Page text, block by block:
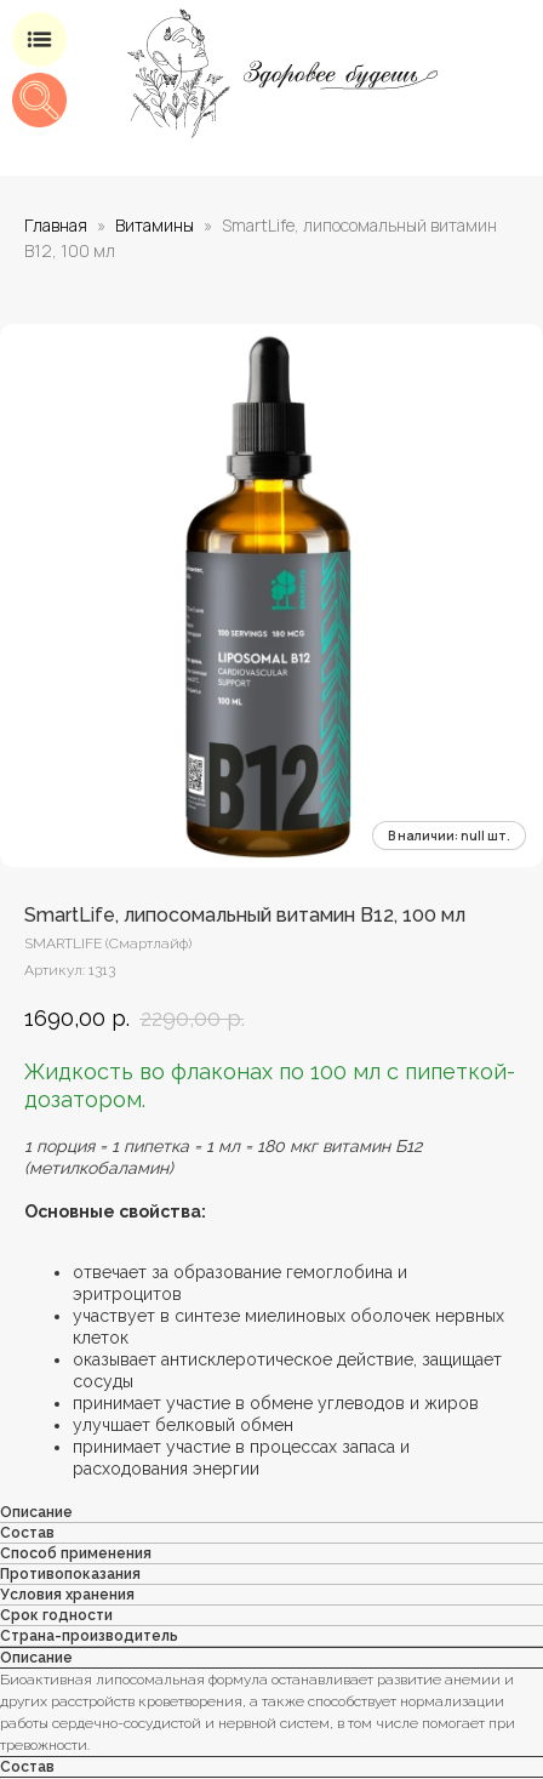
Главная Витамины
SmartLife, липосомальный витамин
B12, 100 мл
SmartLife, липосомальный витамин B12, 100 мл
SMARTLIFE (Смартлайф)
Артикул: 1313
1690,00 р. 2290,00 р.
Жидкость во флаконах по 100 мл с пипеткой-
дозатором.
1 порция = 1 пипетка = 1 мл = 180 мкг витамин Б12
(метилкобаламин)
Основные свойства:
отвечает за образование гемоглобина и
эритроцитов
участвует в синтезе миелиновых оболочек нервных
клеток
оказывает антисклеротическое действие, защищает
сосуды
принимает участие в обмене углеводов и жиров
улучшает белковый обмен
принимает участие в процессах запаса и
расходования энергии
Описание
Состав
Способ применения
Противопоказания
Условия хранения
Срок годности
Страна-производитель
Описание
Биоактивная липосомальная формула останавливает развитие анемии и
других расстройств кроветворения, а также способствует нормализации
работы сердечно-сосудистой и нервной систем, в том числе помогает при
тревожности.
Состав